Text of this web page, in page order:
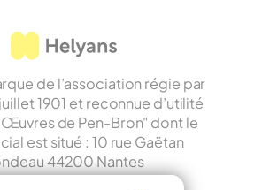
de l’association régie par
1901 et reconnue d’utilité
de Pen-Bron" dont le
est situé : 10 rue Gaëtan
44200 Nantes